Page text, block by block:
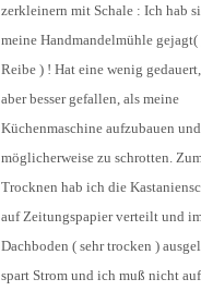
zerkleinern mit Schale : Ich hab
meine Handmandelmühle gejagt(
Reibe ) ! Hat eine wenig
aber besser gefallen, als meine
Küchenmaschine aufzubauen und
möglicherweise zu schrotten.
Trocknen hab ich die
auf Zeitungspapier verteilt und
Dachboden ( sehr trocken )
spart Strom und ich muß nicht